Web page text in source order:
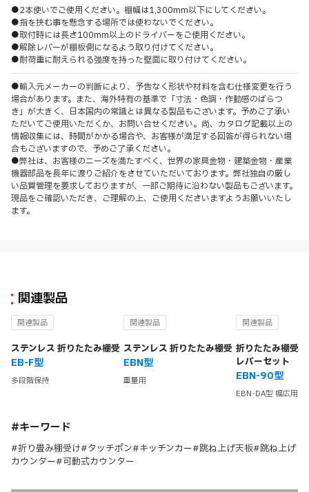
●2本使いでご使用ください。棚幅は1,300mm以下にしてください。
●指を挟む事を懸念する場所では使わないでください。
●取付時には長さ100mm以上のドライバーをご使用ください。
●解除レバーが棚板側になるよう取り付けてください。
●耐荷重に耐えられる強度を持った壁面に取り付けてください。
●輸入元メーカーの判断により、予告なく形状や材料を含む仕様変更を行う
場合があります。また、海外特有の基準で「寸法・色調・作動感のばらつ
き」が大きく、日本国内の常識とは異なる製品もございます。予めご了承い
ただいてご使用いただくか、お問い合せください。尚、カタログ記載以上の
情報収集には、時間がかかる場合や、お客様が満足する回答が得られない場
合もございますので、予めご了承ください。
●弊社は、お客様のニーズを満たすべく、世界の家具金物・建築金物・産業
機器部品を長年に渡りご紹介をさせていただいております。弊社独自の厳し
い品質管理を要求しておりますが、一部ご期待に沿わない製品もございます。
現品をご確認いただき、ご理解の上、ご使用くださいますようお願いいたし
ます。
関連製品
関連製品
ステンレス 折りたたみ棚受
EB-F型
多段階保持
関連製品
ステンレス 折りたたみ棚受
EBN型
重量用
関連製品
折りたたみ棚受
レバーセット
EBN-90型
EBN-DA型 幅広用
#キーワード
#折り畳み棚受け#タッチポン#キッチンカー#跳ね上げ天板#跳ね上げ
カウンター#可動式カウンター